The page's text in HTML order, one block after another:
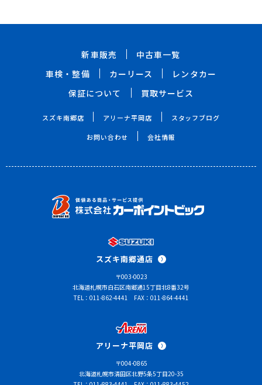
新車販売
中古車一覧
車検・整備
カーリース
レンタカー
保証について
買取サービス
スズキ南郷店 アリーナ平岡店 スタッフブログ
お問い合わせ 会社情報
スズキ南郷通店
〒003-0023
北海道札幌市白石区南郷通15丁目北8番32号
TEL：011-862-4441
FAX：011-864-4441
アリーナ平岡店
〒004-0865
北海道札幌市清田区北野5条5丁目20-35